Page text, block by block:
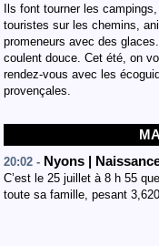
Ils font tourner les
touristes sur les chemins,
promeneurs avec des
coulent douce. Cet été, on
rendez-vous avec les
provençales.
20:02 - Nyons |
C’est le 25 juillet à 8 h 55
toute sa famille, pesant